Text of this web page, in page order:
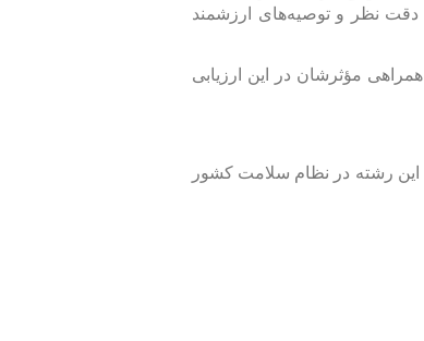
دقت نظر و توصیه‌های ارزشمند
مؤثرشان در این ارزیابی
این رشته در نظام سلامت کشور